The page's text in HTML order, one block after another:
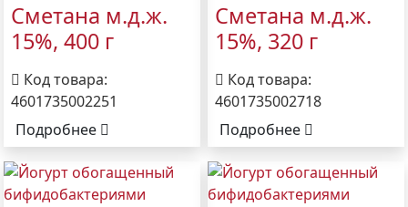
Сметана м.д.ж.
15%, 400 г
Код товара:
4601735002251
Подробнее
Сметана м.д.ж.
15%, 320 г
Код товара:
4601735002718
Подробнее